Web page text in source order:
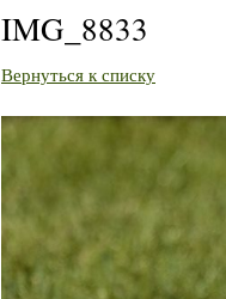
IMG_8833
Вернуться к списку